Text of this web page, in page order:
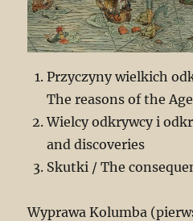
Przyczyny wielkich
The reasons of the
Wielcy odkrywcy i
and discoveries
Skutki / The
Wyprawa Kolumba